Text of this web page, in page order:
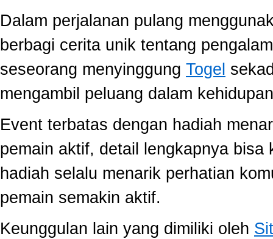
Dalam perjalanan pulang
berbagi cerita unik tentang
seseorang menyinggung Togel
mengambil peluang dalam
Event terbatas dengan hadiah
pemain aktif, detail lengkapnya
hadiah selalu menarik perhatian
pemain semakin aktif.
Keunggulan lain yang dimiliki oleh